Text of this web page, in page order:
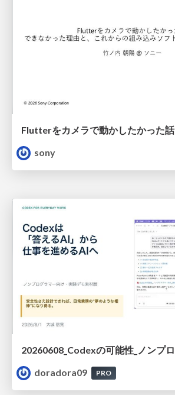
Flutterをカメラで動かしたかった話
sony
doradora09
PRO